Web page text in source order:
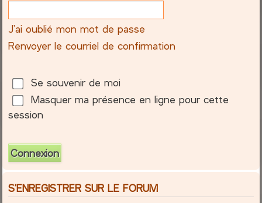
J’ai oublié mon mot de passe
Renvoyer le courriel de confirmation
Se souvenir de moi
Masquer ma présence en ligne pour cette
session
S’ENREGISTRER SUR LE FORUM